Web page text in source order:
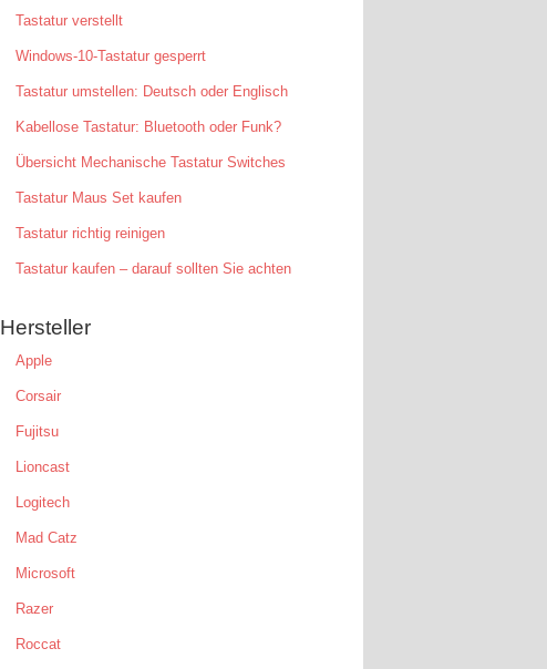
Tastatur verstellt
Windows-10-Tastatur gesperrt
Tastatur umstellen: Deutsch oder Englisch
Kabellose Tastatur: Bluetooth oder Funk?
Übersicht Mechanische Tastatur Switches
Tastatur Maus Set kaufen
Tastatur richtig reinigen
Tastatur kaufen – darauf sollten Sie achten
Hersteller
Apple
Corsair
Fujitsu
Lioncast
Logitech
Mad Catz
Microsoft
Razer
Roccat